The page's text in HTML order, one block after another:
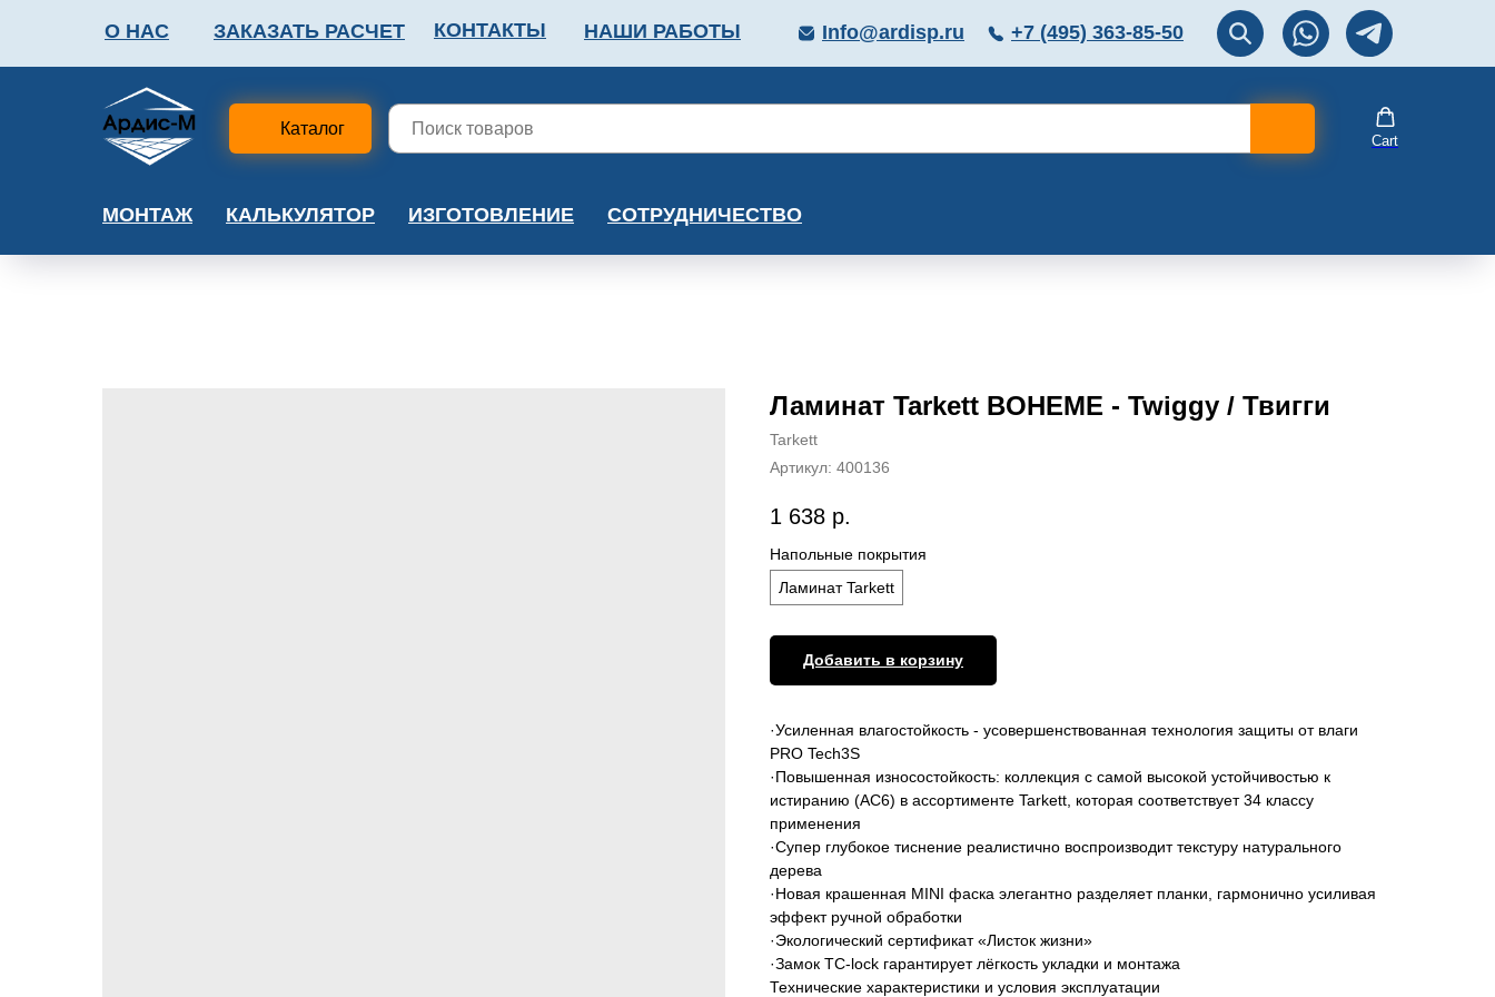
Перезвоните мне!
О НАС ЗАКАЗАТЬ РАСЧЕТ КОНТАКТЫ НАШИ РАБОТЫ +7 (495) 363-85-50
Info@ardisp.ru
ФАЛЬШПОЛ
Каталог
Cart
МОНТАЖ КАЛЬКУЛЯТОР ИЗГОТОВЛЕНИЕ СОТРУДНИЧЕСТВО
Ламинат Tarkett BOHEME - Twiggy / Твигги
Tarkett
Артикул: 400136
1 638 р.
Напольные покрытия
Ламинат Tarkett
Добавить в корзину
·Усиленная влагостойкость - усовершенствованная технология защиты от влаги
PRO Tech3S
·Повышенная износостойкость: коллекция с самой высокой устойчивостью к
истиранию (AC6) в ассортименте Tarkett, которая соответствует 34 классу
применения
·Супер глубокое тиснение реалистично воспроизводит текстуру натурального
дерева
·Новая крашенная MINI фаска элегантно разделяет планки, гармонично усиливая
эффект ручной обработки
·Экологический сертификат «Листок жизни»
·Замок TC-lock гарантирует лёгкость укладки и монтажа
Технические характеристики и условия эксплуатации